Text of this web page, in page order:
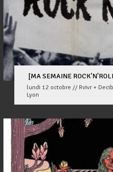
[MA SEMAINE
lundi 12 octobre // Rvivr +
Lyon